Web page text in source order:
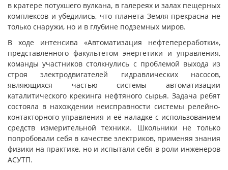
в кратере потухшего вулкана, в галереях и залах пещерных
комплексов и убедились, что планета Земля прекрасна не
только снаружи, но и в глубине подземных миров.
В ходе интенсива «Автоматизация нефтепереработки»,
представленного факультетом энергетики и управления,
команды участников столкнулись с проблемой выхода из
строя электродвигателей гидравлических насосов,
являющихся частью системы автоматизации
каталитического крекинга нефтяного сырья. Задача ребят
состояла в нахождении неисправности системы релейно-
контакторного управления и её наладке с использованием
средств измерительной техники. Школьники не только
попробовали себя в качестве электриков, применяя знания
физики на практике, но и испытали себя в роли инженеров
АСУТП.